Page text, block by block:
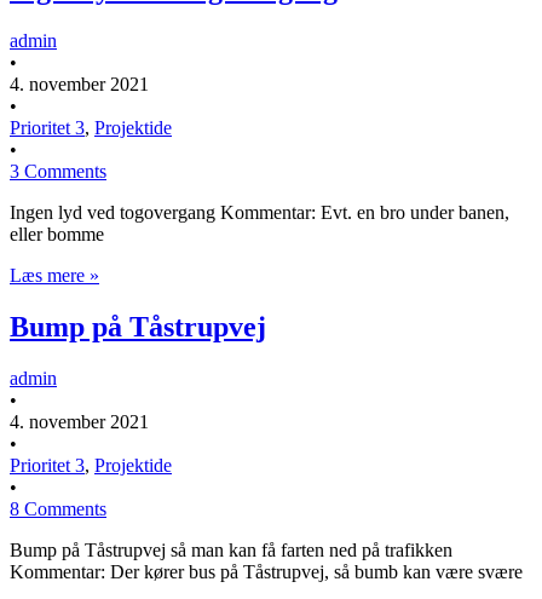
admin
•
4. november 2021
•
Prioritet 3, Projektide
•
3 Comments
Ingen lyd ved togovergang Kommentar: Evt. en bro under banen,
eller bomme
Læs mere »
Bump på Tåstrupvej
admin
•
4. november 2021
•
Prioritet 3, Projektide
•
8 Comments
Bump på Tåstrupvej så man kan få farten ned på trafikken
Kommentar: Der kører bus på Tåstrupvej, så bumb kan være svære